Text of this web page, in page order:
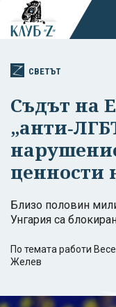
СВЕТЪТ
Съдът на
ценности
Близо половин
Унгария са
По темата работи
Желев